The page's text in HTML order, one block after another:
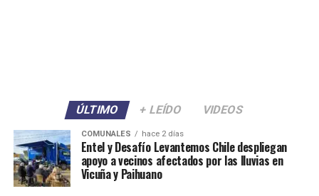
ÚLTIMO + LEÍDO VIDEOS
COMUNALES hace 2 días
Entel y Desafío Levantemos Chile despliegan
apoyo a vecinos afectados por las lluvias en
Vicuña y Paihuano